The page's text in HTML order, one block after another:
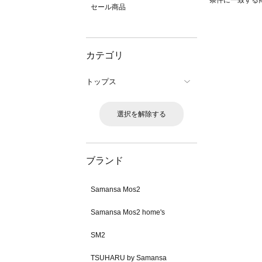
セール商品
カテゴリ
トップス
選択を解除する
ブランド
Samansa Mos2
Samansa Mos2 home's
SM2
TSUHARU by Samansa